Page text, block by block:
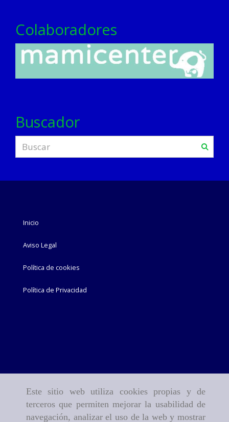
Este sitio web utiliza cookies propias y de
terceros que permiten mejorar la usabilidad de
navegación, analizar el uso de la web y mostrar
Colaboradores
Buscador
Inicio
Aviso Legal
Política de cookies
Política de Privacidad